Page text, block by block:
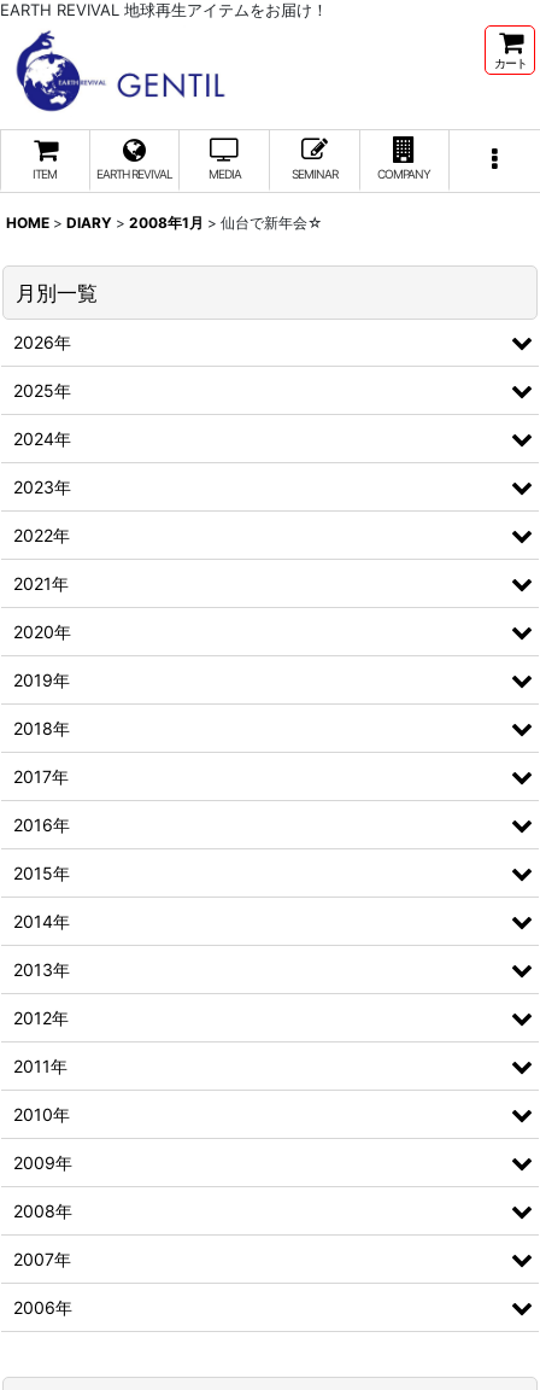
EARTH REVIVAL 地球再生アイテムをお届け！
カート
ITEM EARTH REVIVAL MEDIA SEMINAR COMPANY
HOME > DIARY > 2008年1月 > 仙台で新年会☆
月別一覧
2026年
2025年
2024年
2023年
2022年
2021年
2020年
2019年
2018年
2017年
2016年
2015年
2014年
2013年
2012年
2011年
2010年
2009年
2008年
2007年
2006年